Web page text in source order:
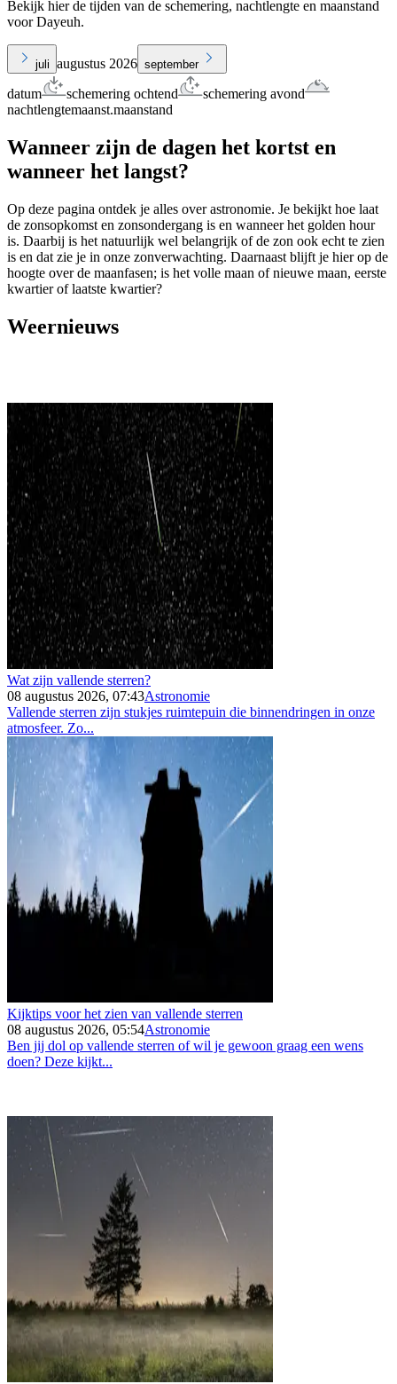
Bekijk hier de tijden van de schemering, nachtlengte en maanstand
voor Dayeuh.
juli augustus 2026 september
datum schemering ochtend
schemering avond
nachtlengtemaanst.maanstand
Wanneer zijn de dagen het kortst en
wanneer het langst?
Op deze pagina ontdek je alles over astronomie. Je bekijkt hoe laat
de zonsopkomst en zonsondergang is en wanneer het golden hour
is. Daarbij is het natuurlijk wel belangrijk of de zon ook echt te zien
is en dat zie je in onze zonverwachting. Daarnaast blijft je hier op de
hoogte over de maanfasen; is het volle maan of nieuwe maan, eerste
kwartier of laatste kwartier?
Weernieuws
Wat zijn vallende sterren?
08 augustus 2026, 07:43Astronomie
Vallende sterren zijn stukjes ruimtepuin die binnendringen in onze
atmosfeer. Zo...
Kijktips voor het zien van vallende sterren
08 augustus 2026, 05:54Astronomie
Ben jij dol op vallende sterren of wil je gewoon graag een wens
doen? Deze kijkt...